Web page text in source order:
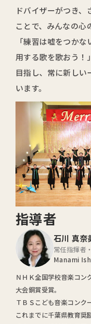
ドバイザーがつき、
ことで、みんなの心
「練習は嘘をつか
用する歌を歌おう！
目指し、常に新しい
います。
指導者
石川 真奈
常任指揮者
Manami
ＮＨＫ全国学校音楽コン
大会銅賞受賞。
ＴＢＳこども音楽コンク
これまでに千葉県教育奨